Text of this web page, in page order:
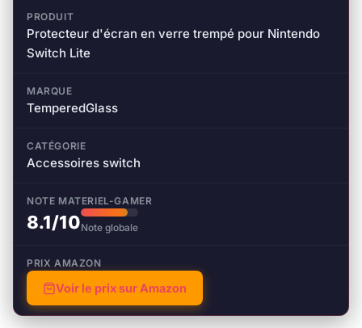
PRODUIT
Protecteur d'écran en verre trempé pour Nintendo
Switch Lite
MARQUE
TemperedGlass
CATÉGORIE
Accessoires switch
NOTE MATERIEL-GAMER
8.1/10Note globale
PRIX AMAZON
Voir le prix sur Amazon